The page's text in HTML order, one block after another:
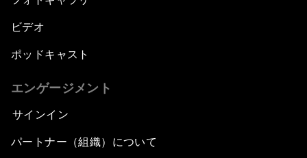
ビデオ
ポッドキャスト
エンゲージメント
サインイン
パートナー（組織）について